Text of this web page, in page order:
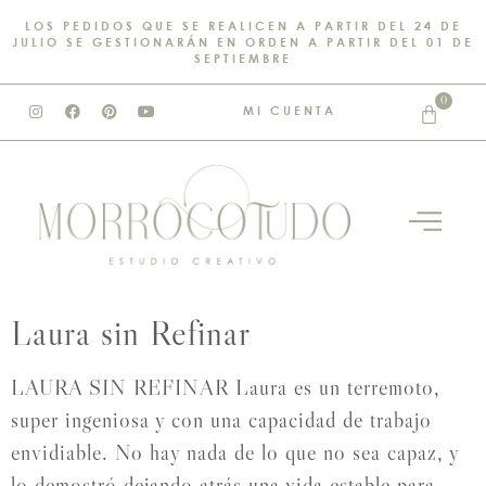
LOS PEDIDOS QUE SE REALICEN A PARTIR DEL 24 DE
JULIO SE GESTIONARÁN EN ORDEN A PARTIR DEL 01 DE
SEPTIEMBRE
MI CUENTA
0
Laura sin Refinar
LAURA SIN REFINAR Laura es un terremoto,
super ingeniosa y con una capacidad de trabajo
envidiable. No hay nada de lo que no sea capaz, y